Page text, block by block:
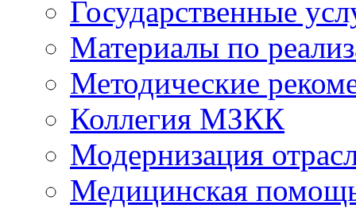
Государственные
Материалы по
Методические
Коллегия МЗКК
Модернизация
Медицинская